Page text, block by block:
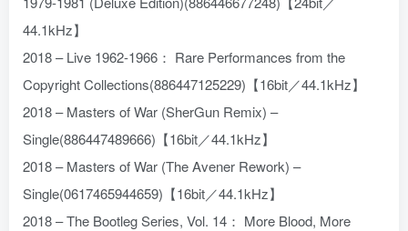
44.1kHz】
2018 – Live 1962-1966： Rare Performances from the
Copyright Collections(886447125229)【16bit／44.1kHz】
2018 – Masters of War (SherGun Remix) –
Single(886447489666)【16bit／44.1kHz】
2018 – Masters of War (The Avener Rework) –
Single(0617465944659)【16bit／44.1kHz】
2018 – The Bootleg Series, Vol. 14： More Blood, More